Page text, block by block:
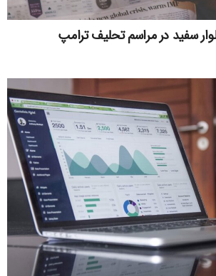
سفید در مراسم تحلیف ترامپ